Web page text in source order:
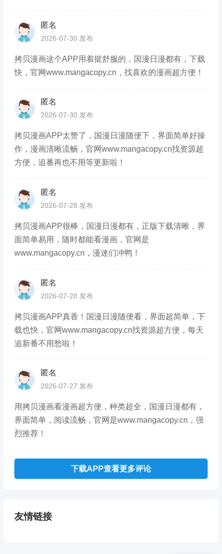
匿名
2026-07-30 发布
拷贝漫画这个APP用着挺舒服的，国漫日漫都有，下载
快，官网www.mangacopy.cn，找喜欢的漫画超方便！
匿名
2026-07-30 发布
拷贝漫画APP太赞了，国漫日漫随便下，界面简单好操
作，漫画清晰流畅，官网www.mangacopy.cn找资源超
方便，追番再也不用等更新啦！
匿名
2026-07-28 发布
拷贝漫画APP很棒，国漫日漫都有，正版下载清晰，界
面简单易用，随时都能看漫画，官网是
www.mangacopy.cn，漫迷们冲鸭！
匿名
2026-07-28 发布
拷贝漫画APP真香！国漫日漫随便看，界面超简单，下
载也快，官网www.mangacopy.cn找资源超方便，每天
追新番不用愁啦！
匿名
2026-07-27 发布
用拷贝漫画看漫画超方便，种类超全，国漫日漫都有，
界面简单，阅读流畅，官网是www.mangacopy.cn，强
烈推荐！
下载APP查看更多评论
友情链接